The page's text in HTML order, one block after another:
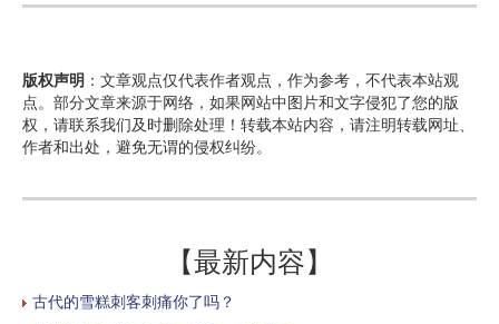
版权声明 ：文章观点仅代表作者观点，作为参考，不代表本站观
点。部分文章来源于网络，如果网站中图片和文字侵犯了您的版
权，请联系我们及时删除处理！转载本站内容，请注明转载网址、
作者和出处，避免无谓的侵权纠纷。
【最新内容】
古代的雪糕刺客刺痛你了吗？